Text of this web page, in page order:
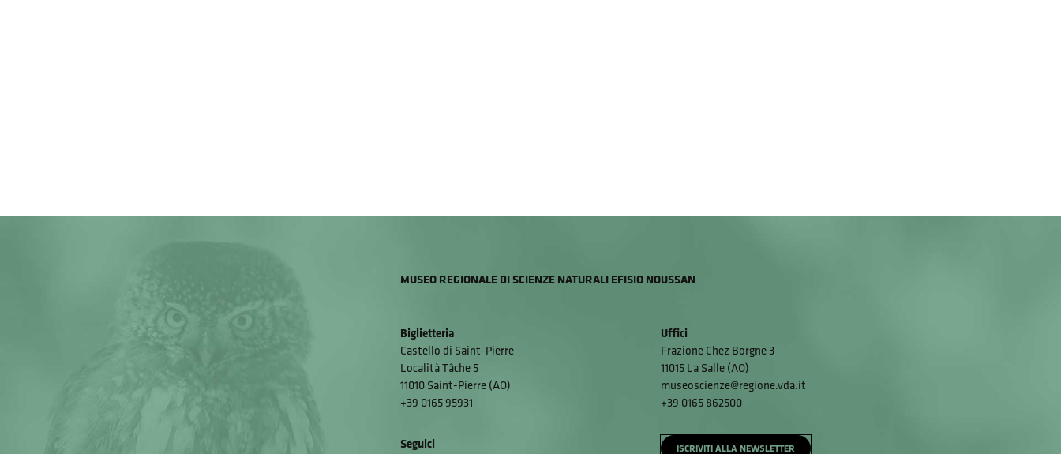
MUSEO REGIONALE DI SCIENZE NATURALI EFISIO NOUSSAN
Biglietteria
Castello di Saint-Pierre
Località Tâche 5
11010 Saint-Pierre (AO)
+39 0165 95931
Uffici
Frazione Chez Borgne 3
11015 La Salle (AO)
museoscienze@regione.vda.it
+39 0165 862500
Seguici
ISCRIVITI ALLA NEWSLETTER